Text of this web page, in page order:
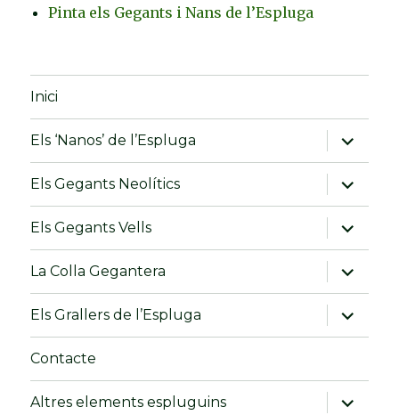
Pinta els Gegants i Nans de l’Espluga
Inici
Els ‘Nanos’ de l’Espluga
amplia
el
menú
fill
Els Gegants Neolítics
amplia
el
menú
fill
Els Gegants Vells
amplia
el
menú
fill
La Colla Gegantera
amplia
el
menú
fill
Els Grallers de l’Espluga
amplia
el
menú
Contacte
Altres elements espluguins
amplia